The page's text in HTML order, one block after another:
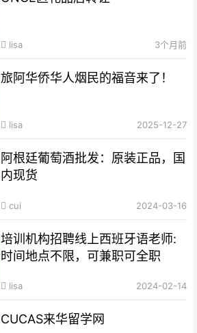
lisa 3个月前
旅阿华侨华人烟民的福音来了！
lisa 2025-12-27
阿根廷葡萄酒批发：原装正品，国
内现货
cui 2024-03-16
培训机构招聘线上西班牙语老师:
时间地点不限，可兼职可全职
lisa 2024-02-14
CUCAS来华留学网